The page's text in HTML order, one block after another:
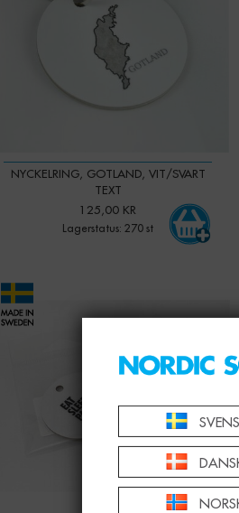
NYCKELRING, GOTLAND, VIT/SVART
TEXT
125,00 KR
Lagerstatus: 270 st
Qty: